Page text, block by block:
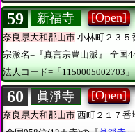
59 新福寺 [Open]
奈良県大和郡山市 小林町２３５
宗派名=『真言宗豊山派』
全国
法人コード=「1150005002703」
60 眞淨寺 [Open]
奈良県大和郡山市 西町２１７番